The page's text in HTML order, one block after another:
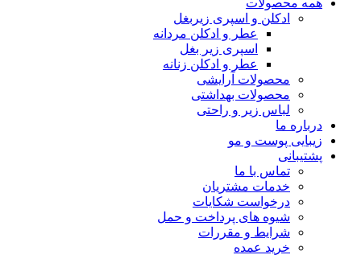
همه محصولات
ادکلن و اسپری زیربغل
عطر و ادکلن مردانه
اسپری زیر بغل
عطر و ادکلن زنانه
محصولات آرایشی
محصولات بهداشتی
لباس زیر و راحتی
درباره ما
زیبایی پوست و مو
پشتیبانی
تماس با ما
خدمات مشتریان
درخواست شکایات
شیوه های پرداخت و حمل
شرایط و مقررات
خرید عمده